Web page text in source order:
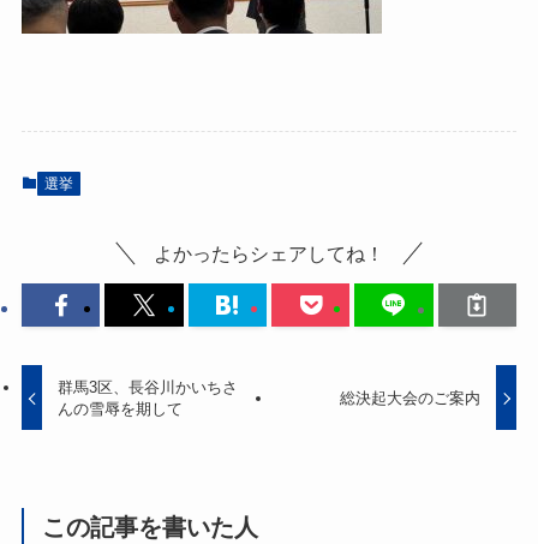
選挙
よかったらシェアしてね！
群馬3区、長谷川かいちさ
んの雪辱を期して
総決起大会のご案内
この記事を書いた人